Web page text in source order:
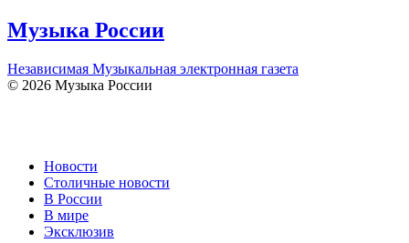
Музыка России
Независимая Музыкальная электронная газета
© 2026 Музыка России
Новости
Столичные новости
В России
В мире
Эксклюзив